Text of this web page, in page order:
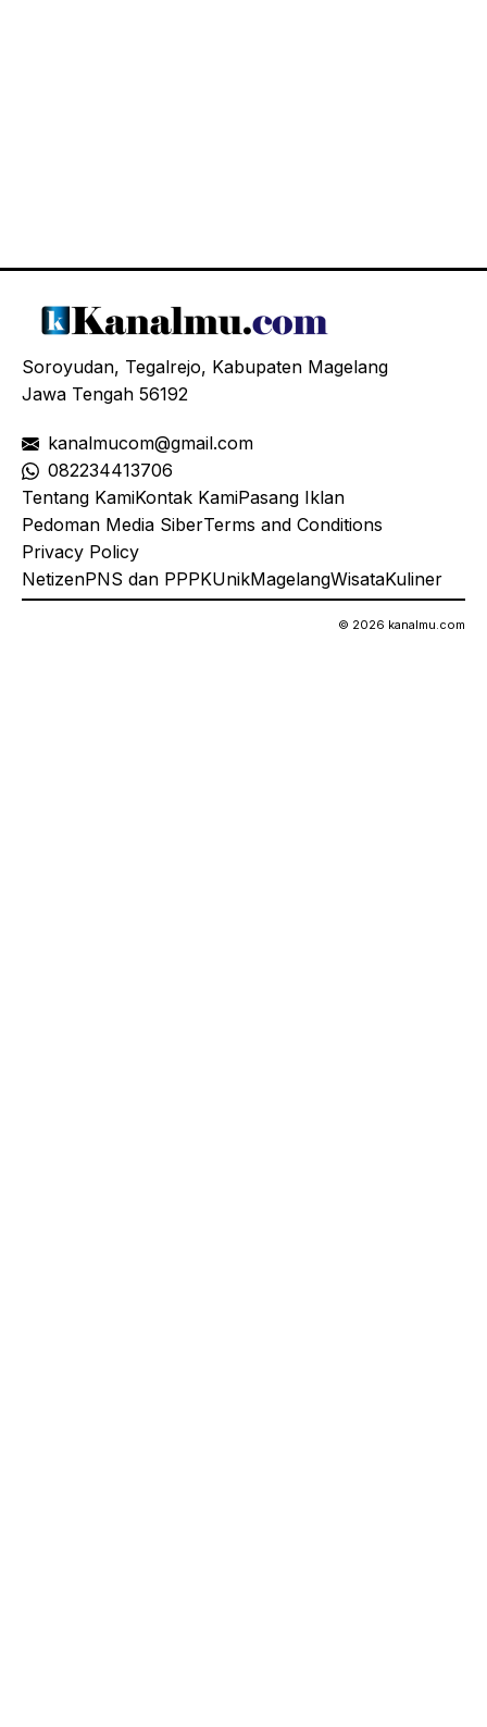
Soroyudan, Tegalrejo, Kabupaten Magelang
Jawa Tengah 56192
kanalmucom@gmail.com
082234413706
Tentang KamiKontak KamiPasang Iklan
Pedoman Media SiberTerms and Conditions
Privacy Policy
NetizenPNS dan PPPKUnikMagelangWisataKuliner
© 2026 kanalmu.com